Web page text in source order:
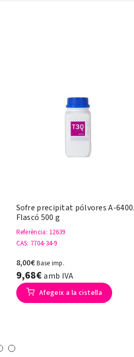
Sofre precipitat pólvores A-6400.
Flascó 500 g
Referència: 12639
CAS: 7704-34-9
8,00€Base imp.
9,68€amb IVA
Afegeix a la cistella